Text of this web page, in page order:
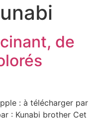
de
: à télécharger par
: Kunabi brother Cet